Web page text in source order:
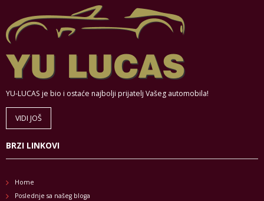
YU-LUCAS je bio i ostaće najbolji prijatelj Vašeg automobila!
VIDI JOŠ
BRZI LINKOVI
Home
Poslednje sa našeg bloga